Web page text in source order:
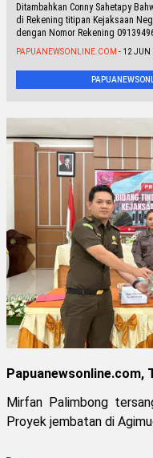
Ditambahkan Conny Sahetapy
di Rekening titipan Kejaksaan
dengan Nomor Rekening
PAPUANEWSONLINE.COM - 12 JUN
Papuanewsonline.com,
Mirfan Palimbong
Proyek jembatan di